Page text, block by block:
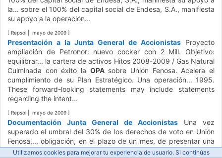
la... sobre el 100% del capital social de Endesa, S.A., manifiesta
su apoyo a la operación...
[ Repsol || mayo de 2009 ]
Presentación a la Junta General de Accionistas Proyecto
ampliación de Petronor: nuevo cocker con 2 Mill. Objetivo:
equilibrar... la cartera de activos Hitos 2008-2009 / Gas Natural
Culminada con éxito la OPAsobre Unión Fenosa. Acelera el
cumplimiento de su Plan Estratégico. Una operación... 1995.
These forward-looking statements may include statements
regarding the intent...
[ Repsol || mayo de 2009 ]
Documentación Junta General de Accionistas Una vez
superado el umbral del 30% de los derechos de voto en Unión
Fenosa,... obligación, en el plazo de un mes, de presentar una
Oferta Pública de Adquisición (OPA) por el resto de acciones
Utilizamos cookies para mejorar tu experiencia de usuario. Si continúas